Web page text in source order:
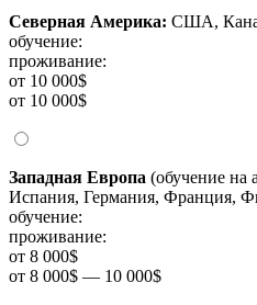
Северная Америка: США,
обучение:
проживание:
от 10 000$
от 10 000$
Западная Европа (обучение на
Испания, Германия, Франция,
обучение:
проживание:
от 8 000$
от 8 000$ — 10 000$